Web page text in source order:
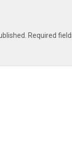
Required